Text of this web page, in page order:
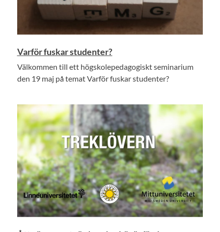
Varför fuskar studenter?
Välkommen till ett högskolepedagogiskt seminarium
den 19 maj på temat Varför fuskar studenter?